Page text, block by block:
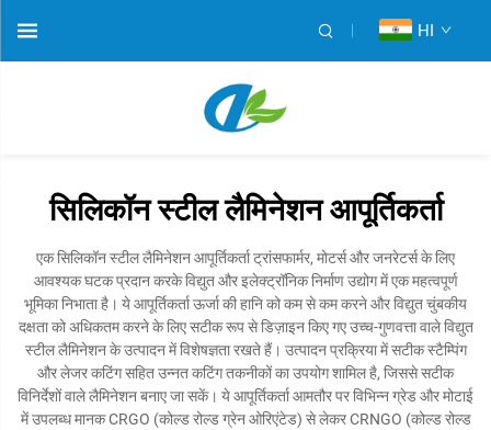
HI
सिलिकॉन स्टील लैमिनेशन आपूर्तिकर्ता
एक सिलिकॉन स्टील लैमिनेशन आपूर्तिकर्ता ट्रांसफार्मर, मोटर्स और जनरेटर्स के लिए
आवश्यक घटक प्रदान करके विद्युत और इलेक्ट्रॉनिक निर्माण उद्योग में एक महत्वपूर्ण
भूमिका निभाता है। ये आपूर्तिकर्ता ऊर्जा की हानि को कम से कम करने और विद्युत चुंबकीय
दक्षता को अधिकतम करने के लिए सटीक रूप से डिज़ाइन किए गए उच्च-गुणवत्ता वाले विद्युत
स्टील लैमिनेशन के उत्पादन में विशेषज्ञता रखते हैं। उत्पादन प्रक्रिया में सटीक स्टैम्पिंग
और लेजर कटिंग सहित उन्नत कटिंग तकनीकों का उपयोग शामिल है, जिससे सटीक
विनिर्देशों वाले लैमिनेशन बनाए जा सकें। ये आपूर्तिकर्ता आमतौर पर विभिन्न ग्रेड और मोटाई
में उपलब्ध मानक CRGO (कोल्ड रोल्ड ग्रेन ओरिएंटेड) से लेकर CRNGO (कोल्ड रोल्ड